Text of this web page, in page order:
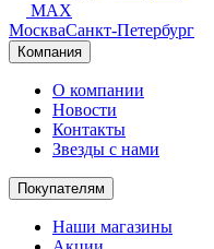
MAX
МоскваСанкт-Петербург
Компания
О компании
Новости
Контакты
Звезды с нами
Покупателям
Наши магазины